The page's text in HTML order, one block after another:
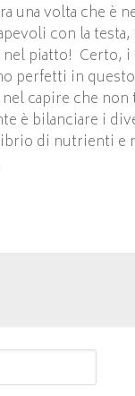
una volta che è
con la
nel piatto! Certo,
perfetti in
capire che
è bilanciare i
di nutrienti e